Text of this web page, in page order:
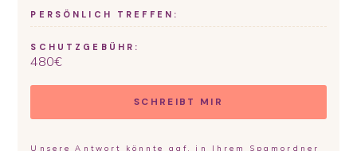
PERSÖNLICH TREFFEN:
SCHUTZGEBÜHR:
480€
SCHREIBT MIR
Unsere Antwort könnte ggf. in Ihrem Spamordner